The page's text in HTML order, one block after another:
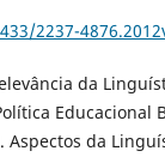
2237-
da
Educacional
Aspectos da